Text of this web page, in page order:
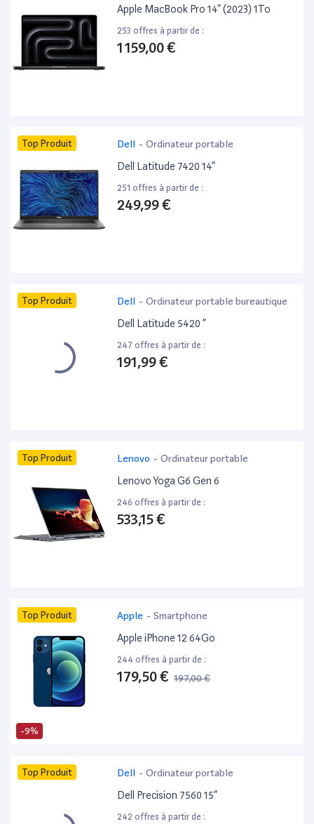
Apple MacBook Pro 14” (2023) 1To
253 offres à partir de :
1 159,00 €
Top Produit Dell - Ordinateur portable
Dell Latitude 7420 14”
251 offres à partir de :
249,99 €
Top Produit Dell - Ordinateur portable bureautique
Dell Latitude 5420 ”
247 offres à partir de :
191,99 €
Top Produit Lenovo - Ordinateur portable
Lenovo Yoga G6 Gen 6
246 offres à partir de :
533,15 €
-9%
Top Produit Apple - Smartphone
Apple iPhone 12 64Go
244 offres à partir de :
179,50 € 197,00 €
Top Produit Dell - Ordinateur portable
Dell Precision 7560 15”
242 offres à partir de :